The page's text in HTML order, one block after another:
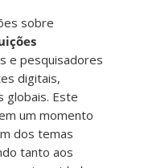
sobre
e pesquisadores
digitais,
globais. Este
um momento
dos temas
tanto aos